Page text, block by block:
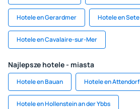
Hotele en Gerardmer Hotele en Sete
Hotele en Cavalaire-sur-Mer
Najlepsze hotele - miasta
Hotele en Bauan Hotele en Attendorf
Hotele en Hollenstein an der Ybbs